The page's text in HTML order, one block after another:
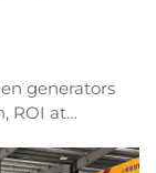
generators
ROI at
H₂ purity.